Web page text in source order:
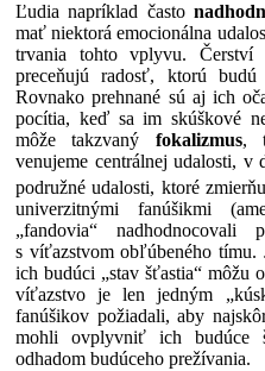
Ľudia napríklad často
mať niektorá emocionálna
trvania tohto vplyvu.
preceňujú radosť, ktorú
Rovnako prehnané sú aj ich
pocítia, keď sa im skúškové
môže takzvaný fokalizmus,
venujeme centrálnej udalosti, v
podružné udalosti, ktoré
univerzitnými fanúšikmi
„fandovia“ nadhodnocovali
s víťazstvom obľúbeného tímu.
ich budúci „stav šťastia“ môžu
víťazstvo je len jedným
fanúšikov požiadali, aby
mohli ovplyvniť ich budúce
odhadom budúceho prežívania.